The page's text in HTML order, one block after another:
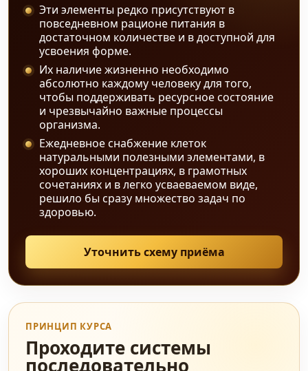
Эти элементы редко присутствуют в
повседневном рационе питания в
достаточном количестве и в доступной для
усвоения форме.
Их наличие жизненно необходимо
абсолютно каждому человеку для того,
чтобы поддерживать ресурсное состояние
и чрезвычайно важные процессы
организма.
Ежедневное снабжение клеток
натуральными полезными элементами, в
хороших концентрациях, в грамотных
сочетаниях и в легко усваеваемом виде,
решило бы сразу множество задач по
здоровью.
Уточнить схему приёма
ПРИНЦИП КУРСА
Проходите системы
последовательно